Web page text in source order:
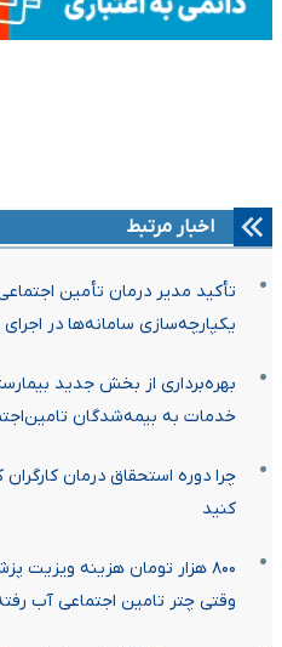
اخبار مرتبط
تأکید مدیر درمان تأمین
یکپارچه‌سازی سامانه‌ها در
بهره‌برداری از بخش جدید
خدمات به بیمه‌شدگان
چرا دوره استحقاق درمان
کنید
۸۰۰ هزار تومان هزینه ویزیت
وقتی چتر تامین اجتماعی آب